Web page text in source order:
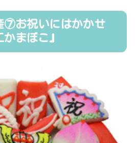
⑦お祝いにはかかせ
かまぼこ』